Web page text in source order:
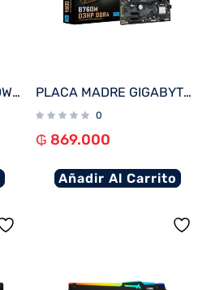
FUENTE GIGABYTE 550W 80PLUS SILVER BLANCO 220V GP-P550SS ICE PLACA MADRE GIGABYTE 1700 B760M D3HP DDR4 V/S/R/HDMI/DP/2M2/USB3.2/MATX
0
₲ 869.000
Añadir Al Carrito